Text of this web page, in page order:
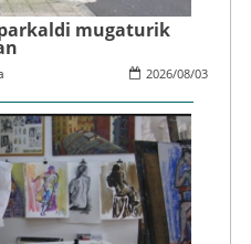
mugaturik
2026/08/03